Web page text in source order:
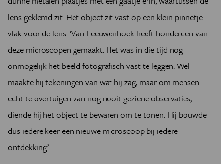
lens geklemd zit. Het object zit vast op een klein pinnetje
vlak voor de lens. ‘Van Leeuwenhoek heeft honderden van
deze microscopen gemaakt. Het was in die tijd nog
onmogelijk het beeld fotografisch vast te leggen. Wel
maakte hij tekeningen van wat hij zag, maar om mensen
echt te overtuigen van nog nooit geziene observaties,
diende hij het object te bewaren om te tonen. Hij bouwde
dus iedere keer een nieuwe microscoop bij iedere
ontdekking.’